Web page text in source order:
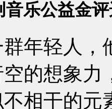
乐公益金
轻人，
的想象力
相干的元